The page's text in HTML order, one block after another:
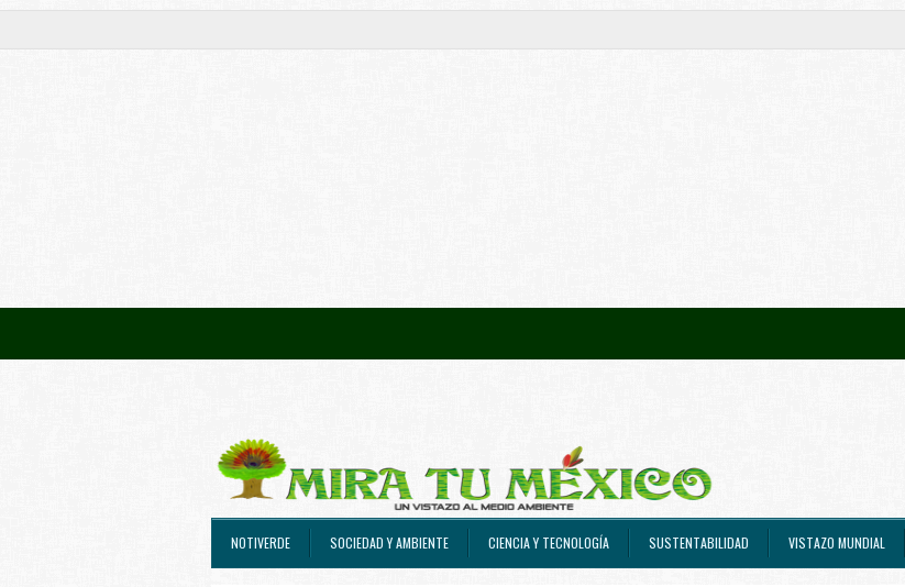
NOTIVERDE SOCIEDAD Y AMBIENTE CIENCIA Y TECNOLOGÍA SUSTENTABILIDAD VISTAZO MUNDIAL